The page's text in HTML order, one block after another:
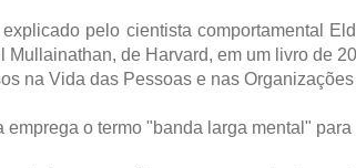
pelo cientista comportamental
Mullainathan, de Harvard, em um livro de
na Vida das Pessoas e nas
emprega o termo "banda larga mental"